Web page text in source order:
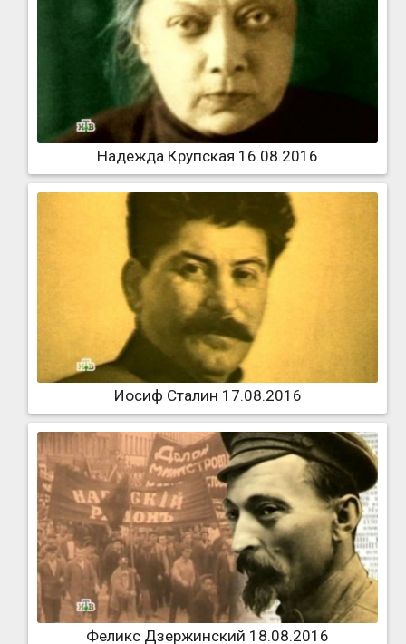
Надежда Крупская 16.08.2016
Иосиф Сталин 17.08.2016
Феликс Дзержинский 18.08.2016